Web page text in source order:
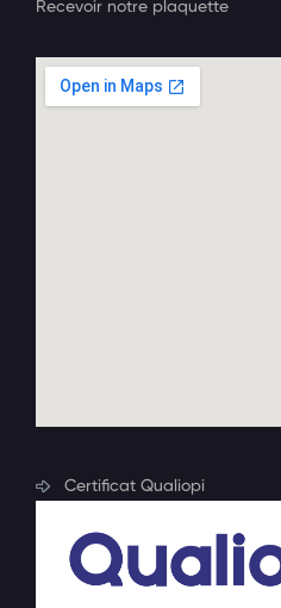
Recevoir notre plaquette
Certificat Qualiopi